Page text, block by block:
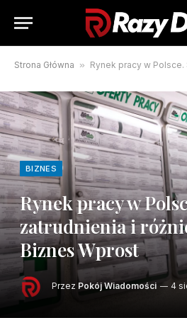
Strona Główna » Rynek pracy w Polsce. Spadki
BIZNES
Rynek pracy w
zatrudnienia i
Biznes Wprost
Przez Pokój Wiadomości 4